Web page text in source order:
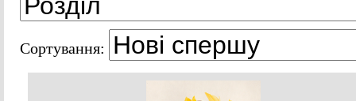
Сортування: